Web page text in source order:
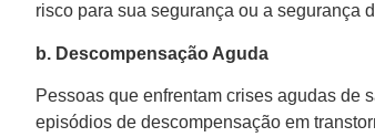
risco para sua segurança ou a segurança
b. Descompensação Aguda
Pessoas que enfrentam crises agudas de
episódios de descompensação em